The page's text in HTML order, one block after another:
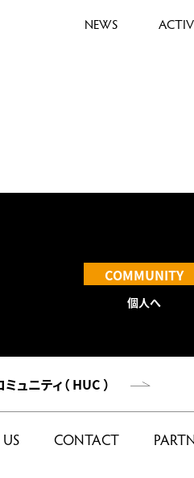
NEWS
COMMUNITY
個人へ
ュニティ（ HUC ）
CONTACT